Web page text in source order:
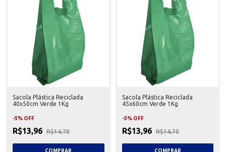
Sacola Plástica Reciclada
40x50cm Verde 1Kg
-5% OFF
R$13,96 R$14,70
Sacola Plástica Reciclada
45x60cm Verde 1Kg
-5% OFF
R$13,96 R$14,70